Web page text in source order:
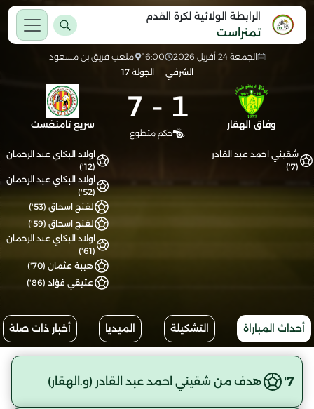
الرابطة الولائية لكرة القدم
تمنراست
الجمعة 24 أفريل 2026 16:00
ملعب فريق بن مسعود
الشرفي
الجولة 17
وفاق الهقار 1
-
7
حكم متطوع
سريع تامنغست
شقيني احمد عبد القادر
(7')
اولاد البكاي عبد الرحمان
(12')
اولاد البكاي عبد الرحمان
(52')
لغنج اسحاق (53')
لغنج اسحاق (59')
اولاد البكاي عبد الرحمان
(61')
هيبة عثمان (70')
عتيقي فؤاد (86')
أحداث المباراة التشكيلة الميديا أخبار ذات صلة
7' هدف من شقيني احمد عبد القادر (و.الهقار)